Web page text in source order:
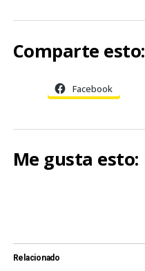
Comparte esto:
Facebook
Me gusta esto:
Relacionado